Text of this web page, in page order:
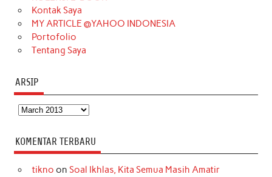
m
Kontak Saya
MY ARTICLE @YAHOO INDONESIA
Portofolio
Tentang Saya
ARSIP
Arsip
KOMENTAR TERBARU
tikno on Soal Ikhlas, Kita Semua Masih Amatir